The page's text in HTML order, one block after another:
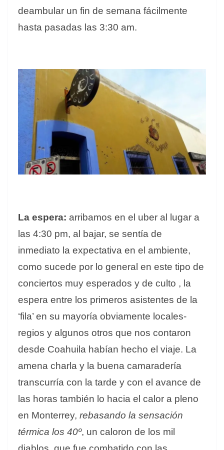
deambular un fin de semana fácilmente
hasta pasadas las 3:30 am.
La espera: arribamos en el uber al lugar a
las 4:30 pm, al bajar, se sentía de
inmediato la expectativa en el ambiente,
como sucede por lo general en este tipo de
conciertos muy esperados y de culto , la
espera entre los primeros asistentes de la
‘fila’ en su mayoría obviamente locales-
regios y algunos otros que nos contaron
desde Coahuila habían hecho el viaje. La
amena charla y la buena camaradería
transcurría con la tarde y con el avance de
las horas también lo hacia el calor a pleno
en Monterrey, rebasando la sensación
térmica los 40º, un caloron de los mil